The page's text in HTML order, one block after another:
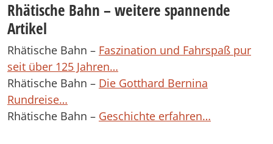
Rhätische Bahn – weitere spannende
Artikel
Rhätische Bahn – Faszination und Fahrspaß pur
seit über 125 Jahren…
Rhätische Bahn – Die Gotthard Bernina
Rundreise…
Rhätische Bahn – Geschichte erfahren…